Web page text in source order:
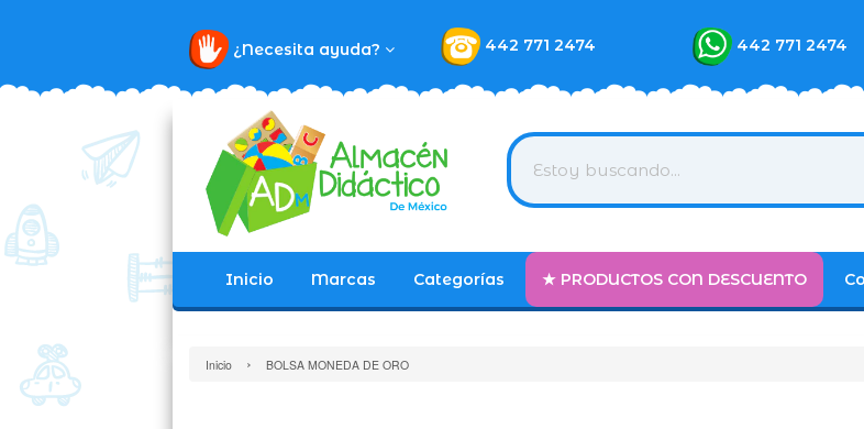
¿Necesita ayuda? 442 771 2474 442 771 2474
Inicio Marcas Categorías ★ PRODUCTOS CON DESCUENTO
Inicio › BOLSA MONEDA DE ORO